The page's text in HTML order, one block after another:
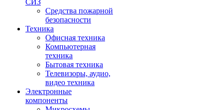
СИЗ
Средства пожарной
безопасности
Техника
Офисная техника
Компьютерная
техника
Бытовая техника
Телевизоры, аудио,
видео техника
Электронные
компоненты